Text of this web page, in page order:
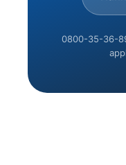
0800-35-36-89